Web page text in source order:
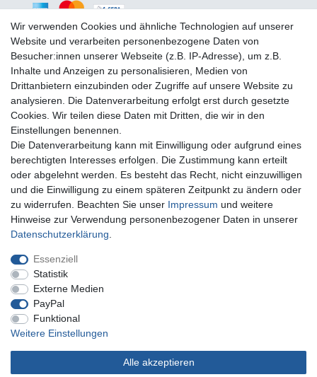
Wir versenden mit:
Sie erreichen uns unter:
+49 (0)681 5846576
Montag bis Freitag
10.30 - 14.00 Uhr
Widerrufs­recht
Wir verwenden Cookies und ähnliche Technologien auf unserer
Website und verarbeiten personenbezogene Daten von
Besucher:innen unserer Webseite (z.B. IP-Adresse), um z.B.
Inhalte und Anzeigen zu personalisieren, Medien von
Drittanbietern einzubinden oder Zugriffe auf unsere Website zu
analysieren. Die Datenverarbeitung erfolgt erst durch gesetzte
Cookies. Wir teilen diese Daten mit Dritten, die wir in den
Einstellungen benennen.
Die Datenverarbeitung kann mit Einwilligung oder aufgrund eines
berechtigten Interesses erfolgen. Die Zustimmung kann erteilt
oder abgelehnt werden. Es besteht das Recht, nicht einzuwilligen
und die Einwilligung zu einem späteren Zeitpunkt zu ändern oder
zu widerrufen. Beachten Sie unser Impressum und weitere
Hinweise zur Verwendung personenbezogener Daten in unserer
Daten­schutz­erklärung
Essenziell
Statistik
Externe Medien
PayPal
Funktional
Weitere Einstellungen
Alle akzeptieren